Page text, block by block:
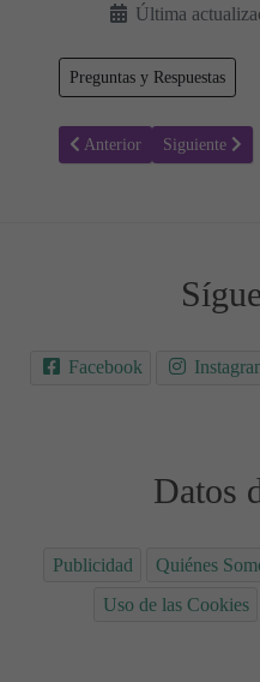
Última
Preguntas y Respuestas
Artículo anterior:
Anterior Artículo
Siguiente
Facebook
Datos
Publicidad Quiénes
Uso de las Cookies